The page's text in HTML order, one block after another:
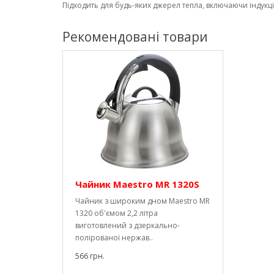
Підходить для будь-яких джерел тепла, включаючи
Рекомендовані товари
Чайник Maestro MR 1320S
Чайник з широким дном Maestro MR
1320 об'ємом 2,2 літра
виготовлений з дзеркально-
полірованої нержав..
566 грн.